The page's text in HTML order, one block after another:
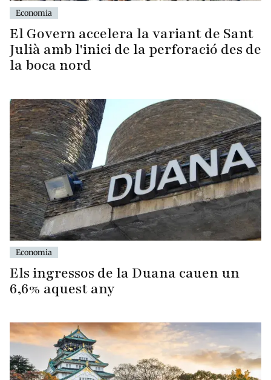
Economia
El Govern accelera la variant de Sant
Julià amb l'inici de la perforació des de
la boca nord
Economia
Els ingressos de la Duana cauen un
6,6% aquest any